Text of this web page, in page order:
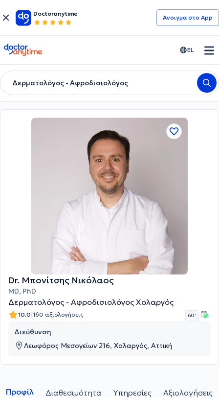
Doctoranytime
Άνοιγμα στο App
doctoranytime EL
Δερματολόγος - Αφροδισιολόγος
Dr. Μπονίτσης Νικόλαος
MD, PhD
Δερματολόγος - Αφροδισιολόγος Χολαργός
10.0|160 αξιολογήσεις 60 '
Διεύθυνση
Λεωφόρος Μεσογείων 216, Χολαργός, Αττική
Προφίλ Διαθεσιμότητα Υπηρεσίες Αξιολογήσεις